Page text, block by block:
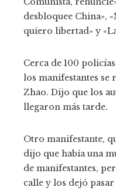
desbloquee China»,
quiero libertad» y
Cerca de 100
los manifestantes se
Zhao. Dijo que los
llegaron más tarde.
Otro manifestante,
dijo que había una
de manifestantes,
calle y los dejó pasar